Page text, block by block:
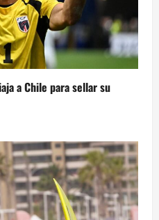
a Chile para sellar su